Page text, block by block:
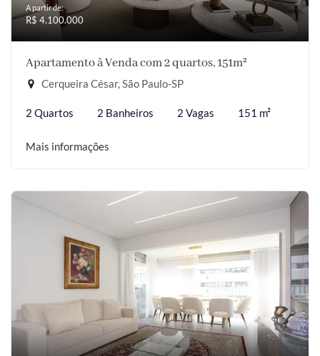
A partir de:
R$ 4.100.000
Apartamento à Venda com 2 quartos, 151m²
Cerqueira César, São Paulo-SP
2 Quartos 2 Banheiros 2 Vagas 151 m²
Mais informações